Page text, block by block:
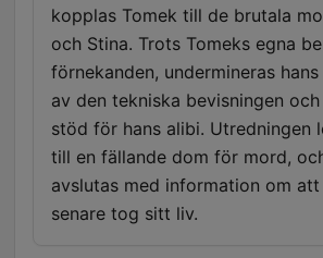
kopplas Tomek till de brutala
och Stina. Trots Tomeks egna
förnekanden, undermineras
av den tekniska bevisningen
stöd för hans alibi. Utredningen
till en fällande dom för mord,
avslutas med information om att
senare tog sitt liv.